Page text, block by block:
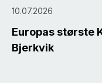
10.07.2026
Europas største
Bjerkvik